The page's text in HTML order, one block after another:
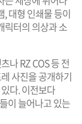
, 대형 인쇄물 등이
릭터의 의상과 소
나 RZ COS 등 전
사진을 공개하기
다. 이전보다
이 늘어나고 있는